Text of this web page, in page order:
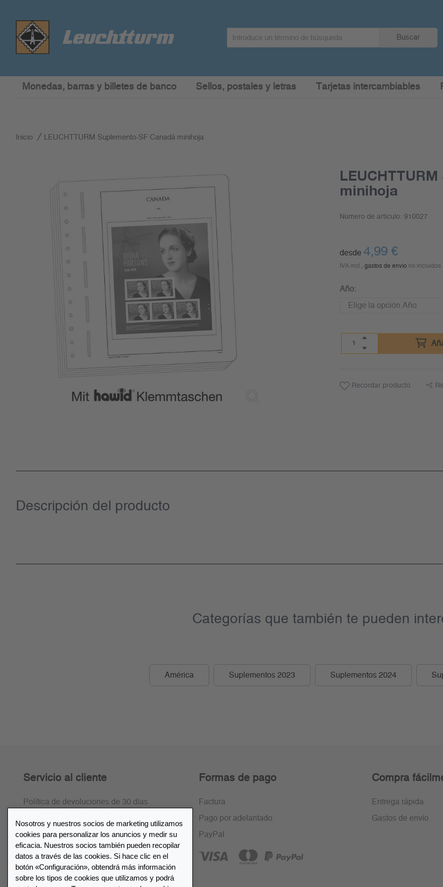
Buscar
Monedas, barras y billetes de banco Sellos, postales y letras Tarjetas intercambiables
Inicio LEUCHTTURM Suplemento-SF Canadá minihoja
minihoja
Número de artículo: 910027
desde 4,99 €
IVA incl., gastos de envío no incluidos
Año:
Recordar producto
Descripción del producto
Categorías que también te pueden
América Suplementos 2023 Suplementos 2024
Servicio al cliente
Política de devoluciones de 30 días
Preguntas frecuentes
Formas de pago
Factura
Pago por adelantado
PayPal
Compra
Entrega rápida
Gastos de envío
Nosotros y nuestros socios de marketing utilizamos
cookies para personalizar los anuncios y medir su
eficacia. Nuestros socios también pueden recopilar
datos a través de las cookies. Si hace clic en el
botón «Configuración», obtendrá más información
sobre los tipos de cookies que utilizamos y podrá